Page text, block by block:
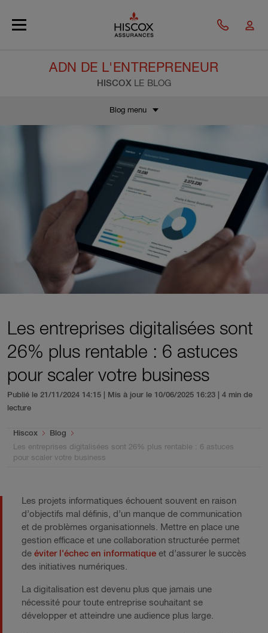
ADN DE L'ENTREPRENEUR
HISCOX LE BLOG
Blog menu
Les entreprises digitalisées sont
26% plus rentable : 6 astuces
pour scaler votre business
Publié le 21/11/2024 14:15 | Mis à jour le 10/06/2025 16:23
| 4 min de
lecture
You are here:
Hiscox
Blog
Les entreprises digitalisées sont 26% plus rentable : 6 astuces
pour scaler votre business
Les projets informatiques échouent souvent en raison
d’objectifs mal définis, d’un manque de communication
et de problèmes organisationnels. Mettre en place une
gestion efficace et une collaboration structurée permet
de éviter l'échec en informatique et d’assurer le succès
des initiatives numériques.
La digitalisation est devenu plus que jamais une
nécessité pour toute entreprise souhaitant se
développer et atteindre une audience plus large.